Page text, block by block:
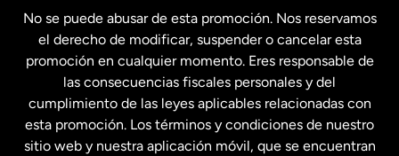
Francia
Malasia
Nueva Zelanda
No se puede abusar de esta promoción. Nos reservamos
el derecho de modificar, suspender o cancelar esta
promoción en cualquier momento. Eres responsable de
las consecuencias fiscales personales y del
cumplimiento de las leyes aplicables relacionadas con
esta promoción. Los términos y condiciones de nuestro
sitio web y nuestra aplicación móvil, que se encuentran